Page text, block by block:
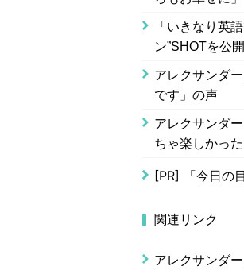
「いきなり英
ン”SHOTを公
アレクサンダ
です」の声
アレクサンダ
ちゃ楽しかった
[PR] 「今日の
関連リンク
アレクサンダ